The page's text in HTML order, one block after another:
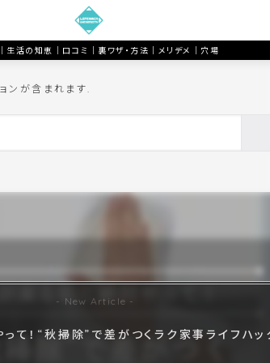
生活の知恵｜口コミ｜裏ワザ・方法｜メリデメ｜穴場
ンが含まれます.
て！“秋掃除”で差がつくラク家事ライフハッ